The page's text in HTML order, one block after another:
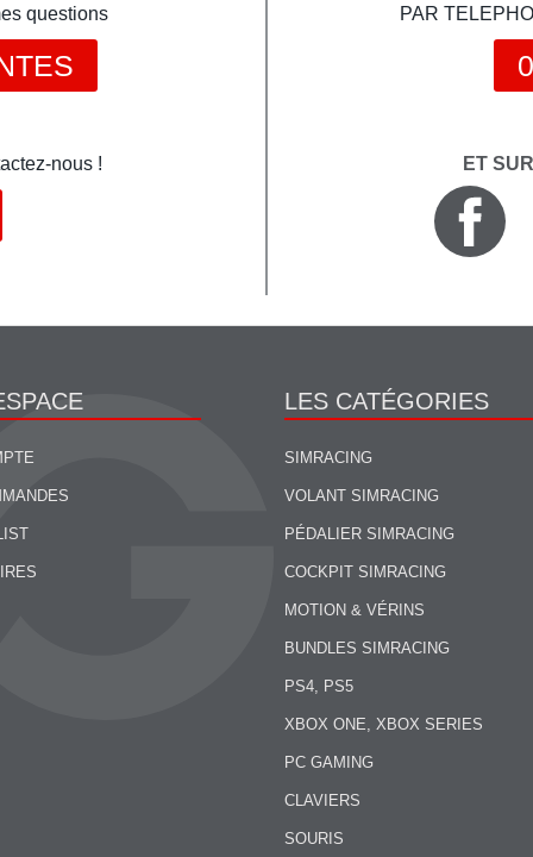
questions
nous !
PAR
ET
LES CATÉGORIES
SIMRACING
VOLANT SIMRACING
PÉDALIER SIMRACING
COCKPIT SIMRACING
MOTION & VÉRINS
BUNDLES SIMRACING
PS4, PS5
XBOX ONE, XBOX SERIES
PC GAMING
CLAVIERS
SOURIS